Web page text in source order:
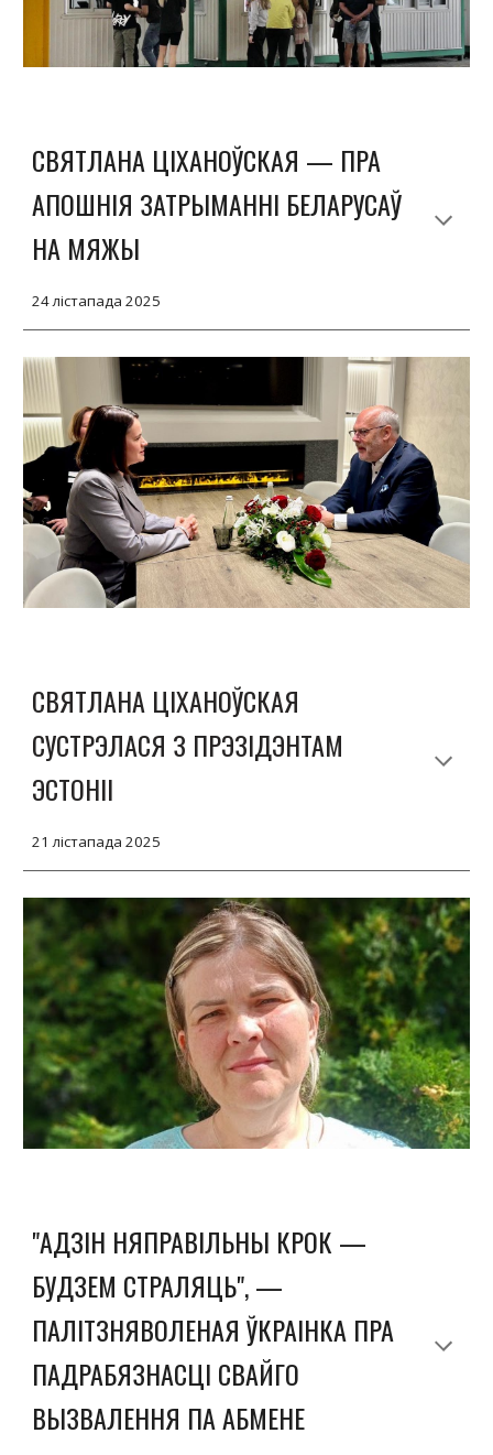
СВЯТЛАНА ЦІХАНОЎСКАЯ — ПРА
АПОШНІЯ ЗАТРЫМАННІ БЕЛАРУСАЎ
НА МЯЖЫ
24 лістапада 2025
СВЯТЛАНА ЦІХАНОЎСКАЯ
СУСТРЭЛАСЯ З ПРЭЗІДЭНТАМ
ЭСТОНІІ
21 лістапада 2025
"АДЗІН НЯПРАВІЛЬНЫ КРОК —
БУДЗЕМ СТРАЛЯЦЬ", —
ПАЛІТЗНЯВОЛЕНАЯ ЎКРАІНКА ПРА
ПАДРАБЯЗНАСЦІ СВАЙГО
ВЫЗВАЛЕННЯ ПА АБМЕНЕ